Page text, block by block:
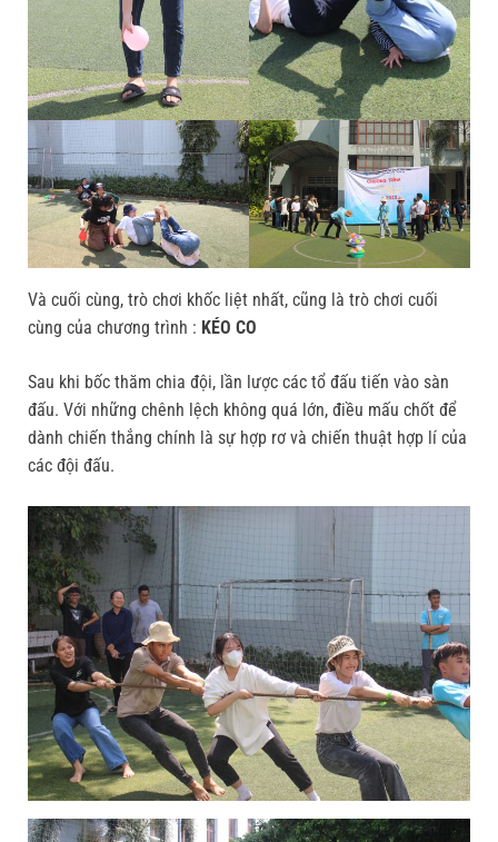
Và cuối cùng, trò chơi khốc liệt nhất, cũng là trò chơi cuối
cùng của chương trình : KÉO CO
Sau khi bốc thăm chia đội, lần lược các tổ đấu tiến vào sàn
đấu. Với những chênh lệch không quá lớn, điều mấu chốt để
dành chiến thắng chính là sự hợp rơ và chiến thuật hợp lí của
các đội đấu.